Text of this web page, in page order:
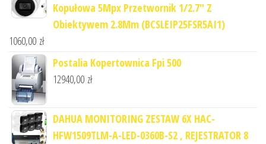
Kopułowa 5Mpx Przetwornik 1/2.7" Z
Obiektywem 2.8Mm (BCSLEIP25FSR5AI1)
1060,00 zł
Postalia Kopertownica Fpi 500
12940,00 zł
DAHUA MONITORING ZESTAW 6X HAC-
HFW1509TLM-A-LED-0360B-S2 , REJESTRATOR 8